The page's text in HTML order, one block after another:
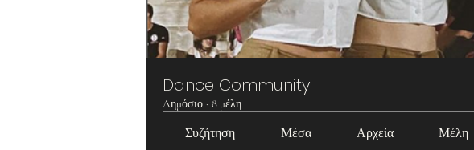
Dance Community
Δημόσιο · 8 μέλη
Συζήτηση Μέσα Αρχεία Μέλη